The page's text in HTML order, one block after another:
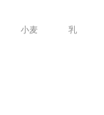
小麦 乳